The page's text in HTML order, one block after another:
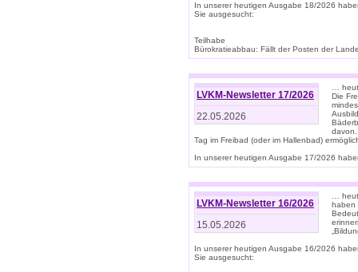
In unserer heutigen Ausgabe 18/2026
Sie ausgesucht:
Teilhabe
Bürokratieabbau: Fällt der Posten der
LVKM-Newsletter 17/2026
22.05.2026
…
Die
davon.
Tag im Freibad (oder im Hallenbad)
In unserer heutigen Ausgabe 17/2026
LVKM-Newsletter 16/2026
15.05.2026
…
haben
In unserer heutigen Ausgabe 16/2026
Sie ausgesucht: